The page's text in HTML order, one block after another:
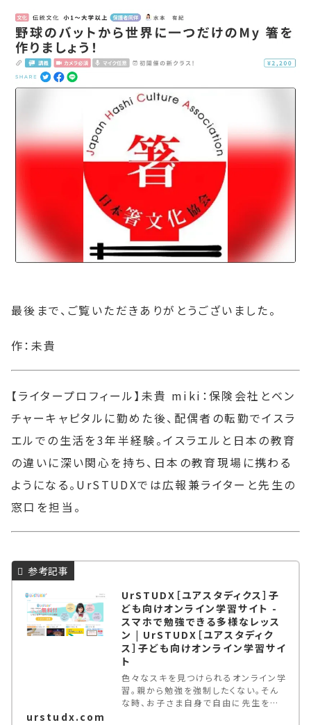
最後まで、ご覧いただきありがとうございました。
作：未貴
【ライタープロフィール】未貴 miki：保険会社とベン
チャーキャピタルに勤めた後、配偶者の転勤でイスラ
エルでの生活を3年半経験。イスラエルと日本の教育
の違いに深い関心を持ち、日本の教育現場に携わる
ようになる。UrSTUDXでは広報兼ライターと先生の
窓口を担当。
UrSTUDX［ユアスタディクス］子
ども向けオンライン学習サイト -
スマホで勉強できる多様なレッス
ン | UrSTUDX［ユアスタディク
ス］子ども向けオンライン学習サイ
ト
色々なスキを見つけられるオンライン学
習。親から勉強を強制したくない。そん
な時、お子さま自身で自由に先生を探
urstudx.com